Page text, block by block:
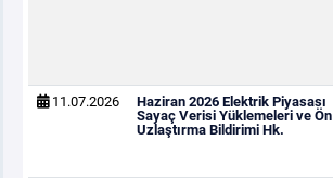
11.07.2026
Haziran 2026 Elektrik Piyasası
Sayaç Verisi Yüklemeleri ve Ön
Uzlaştırma Bildirimi Hk.